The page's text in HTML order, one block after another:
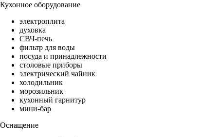
Кухонное оборудование
электроплита
духовка
СВЧ-печь
фильтр для воды
посуда и принадлежности
столовые приборы
электрический чайник
холодильник
морозильник
кухонный гарнитур
мини-бар
Оснащение